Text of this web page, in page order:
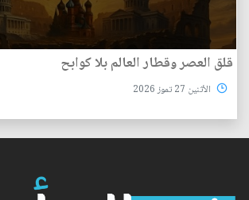
قلق العصر وقطار العالم بلا كوابح
الأثنين 27 تموز 2026